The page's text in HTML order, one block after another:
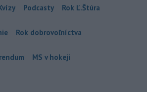
Podcasty Rok Ľ.Štúra
Rok dobrovoľníctva
MS v hokeji